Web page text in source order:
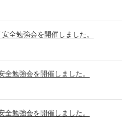
全勉強会を開催しました。
勉強会を開催しました。
勉強会を開催しました。